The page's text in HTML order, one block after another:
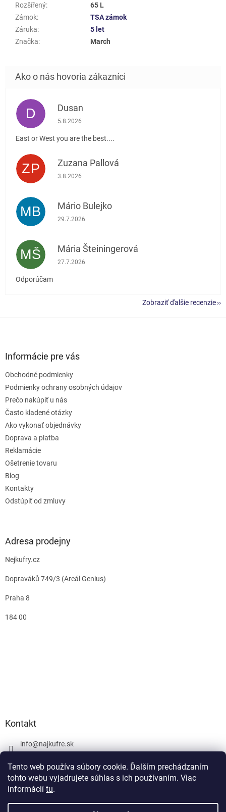
Tento web používa súbory cookie. Ďalším prechádzaním
tohto webu vyjadrujete súhlas s ich používaním. Viac
informácií tu.
Rozšířený:
65 L
Zámok:
TSA zámok
Záruka:
5 let
Značka: March
D Dusan
Hodnotenie obchodu je 5 z 5 hviezdičiek.
5.8.2026
East or West you are the best....
ZP Zuzana Pallová
Hodnotenie obchodu je 5 z 5 hviezdičiek.
3.8.2026
MB Mário Bulejko
Hodnotenie obchodu je 5 z 5 hviezdičiek.
29.7.2026
MŠ Mária Šteiningerová
Hodnotenie obchodu je 5 z 5 hviezdičiek.
27.7.2026
Odporúčam
Zobraziť ďalšie recenzie
Informácie pre vás
Obchodné podmienky
Podmienky ochrany osobných údajov
Prečo nakúpiť u nás
Často kladené otázky
Ako vykonať objednávky
Doprava a platba
Reklamácie
Ošetrenie tovaru
Blog
Kontakty
Odstúpiť od zmluvy
Adresa prodejny
Nejkufry.cz
Dopraváků 749/3 (Areál Genius)
Praha 8
184 00
Kontakt
info@najkufre.sk
Facebook